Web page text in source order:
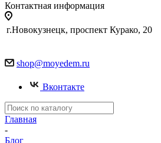
Контактная информация
г.Новокузнецк, проспект Курако, 20
shop@moyedem.ru
Вконтакте
Главная
-
Блог